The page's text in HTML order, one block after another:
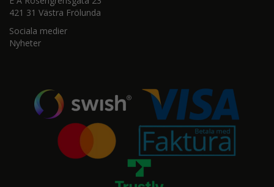
421 31 Västra Frölunda
Sociala medier
Nyheter